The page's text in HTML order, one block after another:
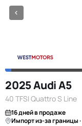
2025 Audi A5
40 TFSI Quattro S Line
16 дней в продаже
Импорт из-за границы